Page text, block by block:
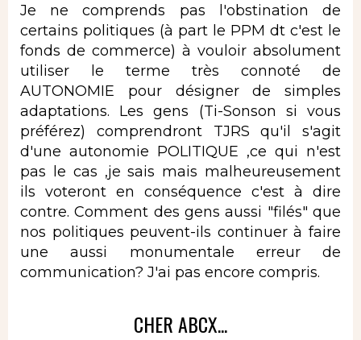
Je ne comprends pas l'obstination de
certains politiques (à part le PPM dt c'est le
fonds de commerce) à vouloir absolument
utiliser le terme très connoté de
AUTONOMIE pour désigner de simples
adaptations. Les gens (Ti-Sonson si vous
préférez) comprendront TJRS qu'il s'agit
d'une autonomie POLITIQUE ,ce qui n'est
pas le cas ,je sais mais malheureusement
ils voteront en conséquence c'est à dire
contre. Comment des gens aussi "filés" que
nos politiques peuvent-ils continuer à faire
une aussi monumentale erreur de
communication? J'ai pas encore compris.
CHER ABCX...